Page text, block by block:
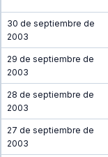
30 de septiembre de
2003
29 de septiembre de
2003
28 de septiembre de
2003
27 de septiembre de
2003